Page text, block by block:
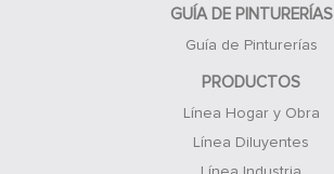
GUÍA DE PINTURERÍAS
Guía de Pinturerías
PRODUCTOS
Línea Hogar y Obra
Línea Diluyentes